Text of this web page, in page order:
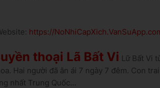
https://
thoại Lã Bất Vi
Lữ Bất Vi
Hai người đã ân ái 7 ngày 7 đêm. Con
nhất Trung Quốc...